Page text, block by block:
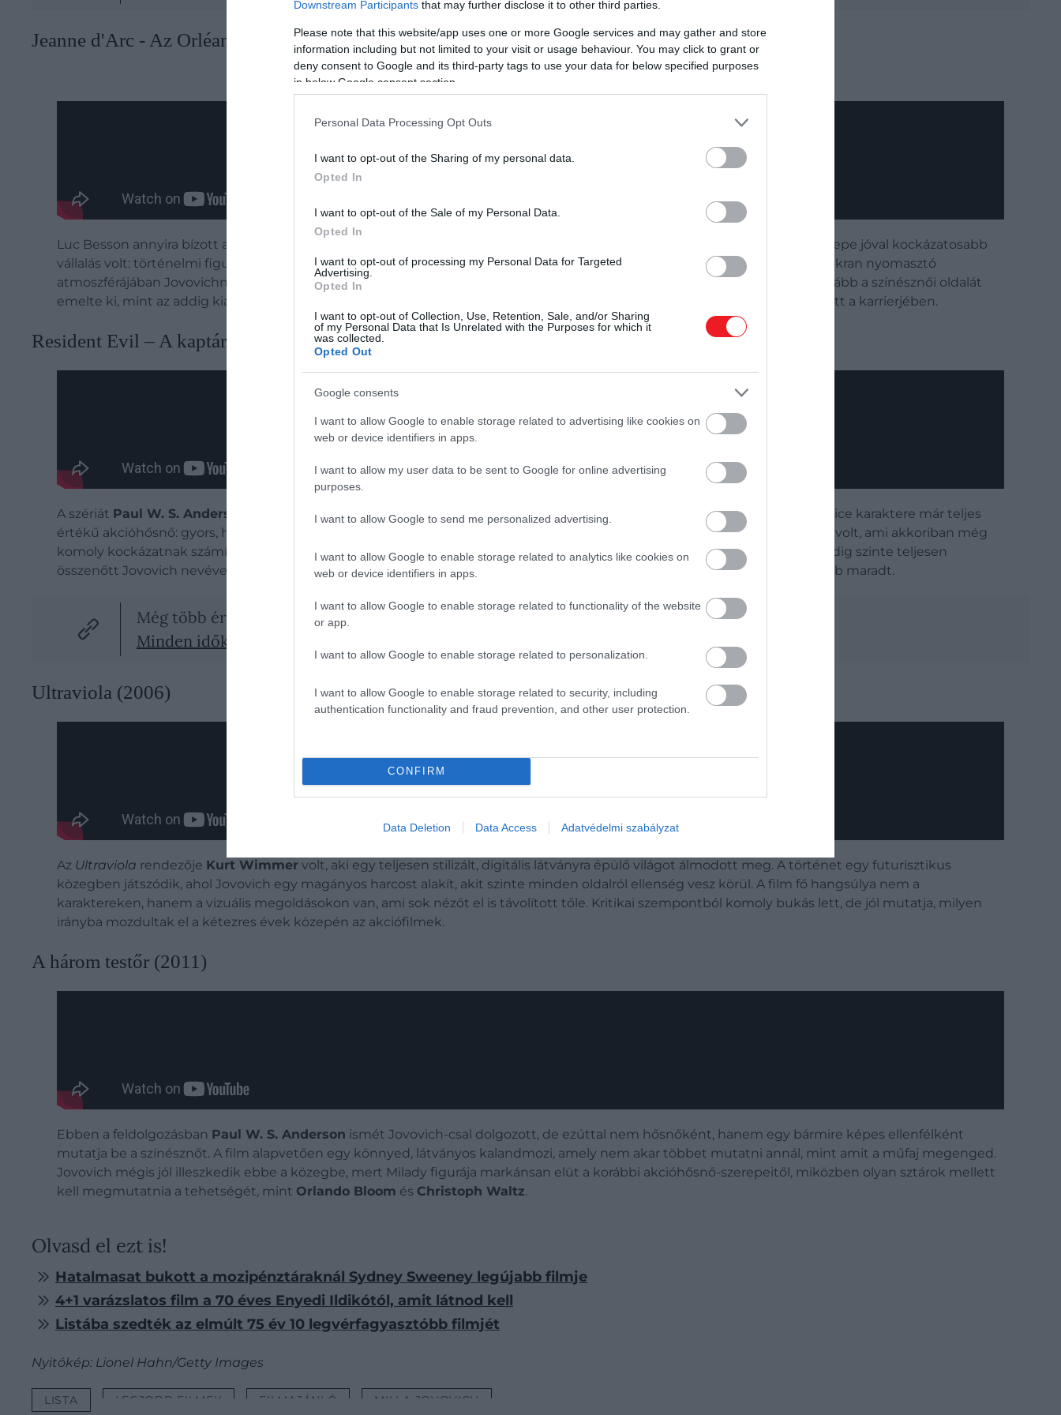
Downstream Participants that may further disclose it to other third parties.
Please note that this website/app uses one or more Google services and may gather and store
information including but not limited to your visit or usage behaviour. You may click to grant or
deny consent to Google and its third-party tags to use your data for below specified purposes
in below Google consent section.
Personal Data Processing Opt Outs
I want to opt-out of the Sharing of my personal data.
Opted In
I want to opt-out of the Sale of my Personal Data.
Opted In
I want to opt-out of processing my Personal Data for Targeted
Advertising.
Opted In
I want to opt-out of Collection, Use, Retention, Sale, and/or Sharing
of my Personal Data that Is Unrelated with the Purposes for which it
was collected.
Opted Out
Google consents
I want to allow Google to enable storage related to advertising like cookies on
web or device identifiers in apps.
I want to allow my user data to be sent to Google for online advertising
purposes.
I want to allow Google to send me personalized advertising.
I want to allow Google to enable storage related to analytics like cookies on
web or device identifiers in apps.
I want to allow Google to enable storage related to functionality of the website
or app.
I want to allow Google to enable storage related to personalization.
I want to allow Google to enable storage related to security, including
authentication functionality and fraud prevention, and other user protection.
CONFIRM
Data Deletion Data Access Adatvédelmi szabályzat
Jeanne d'Arc - Az Orléans-i szűz (1999)
Luc Besson annyira bízott a színésznőben, hogy két évvel később egy teljesen más arcát vitte vászonra. A francia hősnő szerepe jóval kockázatosabb
vállalás volt: történelmi figura, belső vívódásokkal, vallási megszállottsággal és súlyos lelki terhekkel. A film sötét tónusú, gyakran nyomasztó
atmoszférájában Jovovichnek nem a fizikai jelenlétre, hanem az érzelmi állapotokra kellett építenie. Ez az alakítás sokkal inkább a színésznői oldalát
emelte ki, mint az addig kialakult látványfilmes imázst. Bár a film megosztotta a közönséget, szakmailag fontos lépcsőfok lett a karrierjében.
Resident Evil – A kaptár (2002)
A szériát Paul W. S. Anderson
indította útjára, és ezzel gyakorlatilag hosszú évekre kijelölte Jovovich pályájának irányát is. Alice karaktere már teljes
értékű akcióhősnő: gyors, hideg fejjel dönt, és fizikai értelemben is dominálja a jeleneteket. A film egy videojáték-adaptáció volt, ami akkoriban még
komoly kockázatnak számított, a sikere pedig még a szakmát is meglepte. A folytatások száma gyorsan nőtt, a franchise pedig szinte teljesen
összenőtt Jovovich nevével. Bár a sorozat minősége erősen ingadozott, az első rész máig a legerősebb és legfontosabb darab maradt.
Még több érdekesség!
Minden idők 4 leghosszabb játékidejű mozifilmje
Ultraviola (2006)
Az Ultraviola rendezője Kurt Wimmer volt, aki egy teljesen stilizált, digitális látványra épülő világot álmodott meg. A történet egy futurisztikus
közegben játszódik, ahol Jovovich egy magányos harcost alakít, akit szinte minden oldalról ellenség vesz körül. A film fő hangsúlya nem a
karaktereken, hanem a vizuális megoldásokon van, ami sok nézőt el is távolított tőle. Kritikai szempontból komoly bukás lett, de jól mutatja, milyen
irányba mozdultak el a kétezres évek közepén az akciófilmek.
A három testőr (2011)
Ebben a feldolgozásban Paul W. S. Anderson ismét Jovovich-csal dolgozott, de ezúttal nem hősnőként, hanem egy bármire képes ellenfélként
mutatja be a színésznőt. A film alapvetően egy könnyed, látványos kalandmozi, amely nem akar többet mutatni annál, mint amit a műfaj megenged.
Jovovich mégis jól illeszkedik ebbe a közegbe, mert Milady figurája markánsan elüt a korábbi akcióhősnő-szerepeitől, miközben olyan sztárok mellett
kell megmutatnia a tehetségét, mint Orlando Bloom és Christoph Waltz.
Olvasd el ezt is!
Hatalmasat bukott a mozipénztáraknál Sydney Sweeney legújabb filmje
4+1 varázslatos film a 70 éves Enyedi Ildikótól, amit látnod kell
Listába szedték az elmúlt 75 év 10 legvérfagyasztóbb filmjét
Nyitókép: Lionel Hahn/Getty Images
LISTA LEGJOBB FILMEK FILMAJÁNLÓ MILLA JOVOVICH